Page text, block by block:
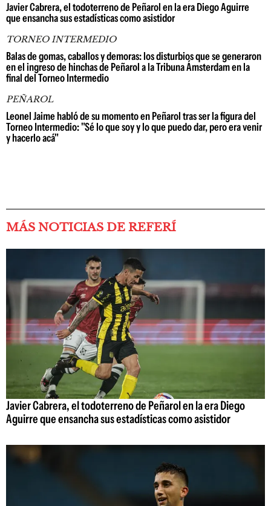
Javier Cabrera, el todoterreno de Peñarol en la era Diego Aguirre
que ensancha sus estadísticas como asistidor
TORNEO INTERMEDIO
Balas de gomas, caballos y demoras: los disturbios que se generaron
en el ingreso de hinchas de Peñarol a la Tribuna Ámsterdam en la
final del Torneo Intermedio
PEÑAROL
Leonel Jaime habló de su momento en Peñarol tras ser la figura del
Torneo Intermedio: "Sé lo que soy y lo que puedo dar, pero era venir
y hacerlo acá"
MÁS NOTICIAS DE REFERÍ
Javier Cabrera, el todoterreno de Peñarol en la era Diego
Aguirre que ensancha sus estadísticas como asistidor